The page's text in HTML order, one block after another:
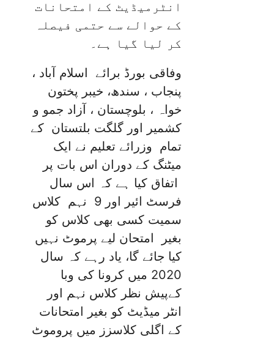
انٹرمیڈیٹ کے امتحانات
کے حوالے سے حتمی فیصلہ
کر لیا گیا ہے۔
وفاقی بورڈ برائے اسلام آباد ،
پنجاب ، سندھ، خیبر پختون
خواہ ، بلوچستان ، آزاد جمو و
کشمیر اور گلگت بلتستان کے
تمام وزرائے تعلیم نے ایک
میٹنگ کے دوران اس بات پر
اتفاق کیا ہے کہ اس سال
فرسٹ ائیر اور 9 نہم کلاس
سمیت کسی بھی کلاس کو
بغیر امتحان لیے پرموٹ نہیں
کیا جائے گا، یاد رہے کہ سال
2020 میں کرونا کی وبا
کےپیش نظر کلاس نہم اور
انٹر میڈیٹ کو بغیر امتحانات
کے اگلی کلاسزز میں پروموٹ